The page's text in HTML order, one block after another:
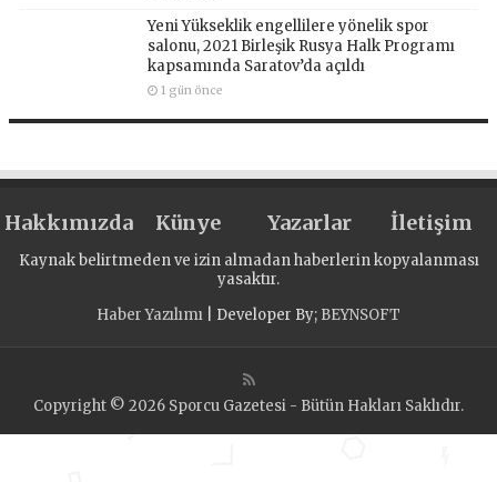
Yeni Yükseklik engellilere yönelik spor
salonu, 2021 Birleşik Rusya Halk Programı
kapsamında Saratov’da açıldı
1 gün önce
Hakkımızda Künye Yazarlar İletişim
Kaynak belirtmeden ve izin almadan haberlerin kopyalanması
yasaktır.
Haber Yazılımı | Developer By; BEYNSOFT
Copyright © 2026 Sporcu Gazetesi - Bütün Hakları Saklıdır.